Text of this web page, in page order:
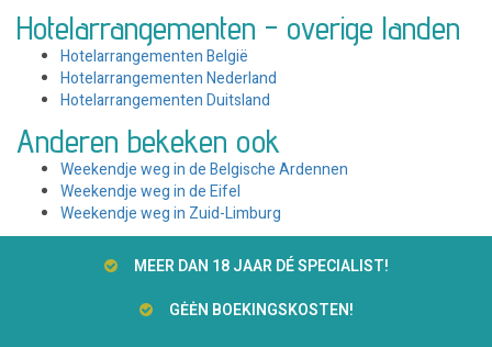
Hotelarrangementen - overige landen
Hotelarrangementen België
Hotelarrangementen Nederland
Hotelarrangementen Duitsland
Anderen bekeken ook
Weekendje weg in de Belgische Ardennen
Weekendje weg in de Eifel
Weekendje weg in Zuid-Limburg
MEER DAN 18 JAAR DÉ SPECIALIST!
GĖĖN BOEKINGSKOSTEN!